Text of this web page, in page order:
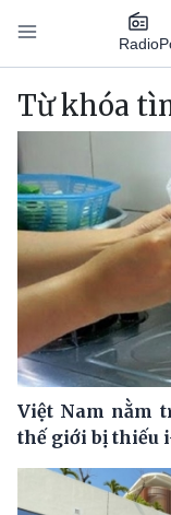
Nhảy đến nội dung
Radio
Main
Từ khóa
Việt Nam nằm
thế giới bị thiếu